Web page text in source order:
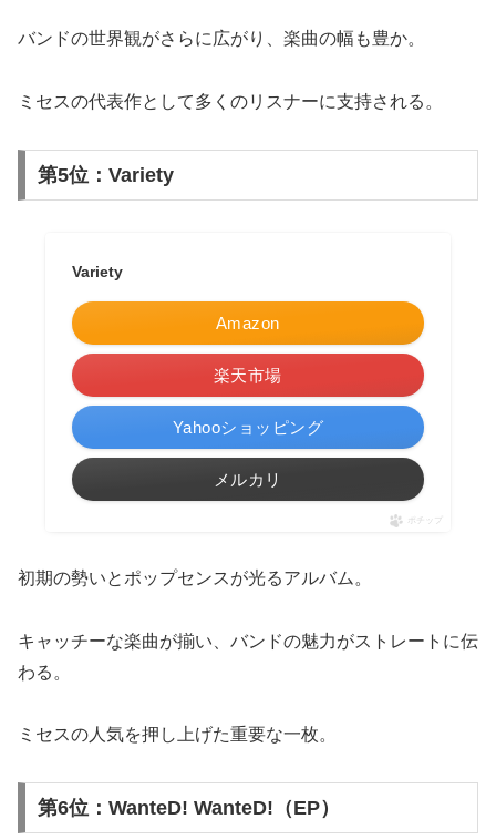
バンドの世界観がさらに広がり、楽曲の幅も豊か。
ミセスの代表作として多くのリスナーに支持される。
第5位：Variety
Variety
Amazon
楽天市場
Yahooショッピング
メルカリ
ポチップ
初期の勢いとポップセンスが光るアルバム。
キャッチーな楽曲が揃い、バンドの魅力がストレートに伝
わる。
ミセスの人気を押し上げた重要な一枚。
第6位：WanteD! WanteD!（EP）